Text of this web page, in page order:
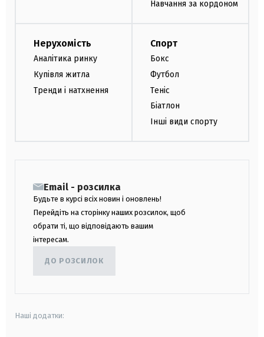
Навчання за кордоном
Нерухомість
Аналітика ринку
Купівля житла
Тренди і натхнення
Спорт
Бокс
Футбол
Теніс
Біатлон
Інші види спорту
Email - розсилка
Будьте в курсі всіх новин і оновлень!
Перейдіть на сторінку наших розсилок, щоб
обрати ті, що відповідають вашим
інтересам.
ДО РОЗСИЛОК
Наші додатки: